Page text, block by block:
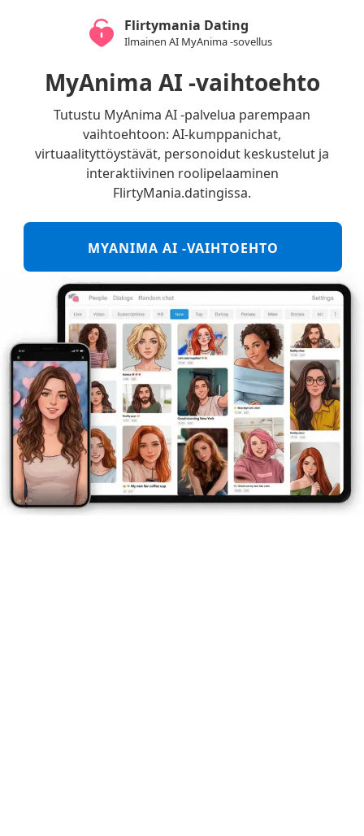
Flirtymania Dating
Ilmainen AI MyAnima -sovellus
MyAnima AI -vaihtoehto
Tutustu MyAnima AI -palvelua parempaan
vaihtoehtoon: AI-kumppanichat,
virtuaalityttöystävät, personoidut keskustelut ja
interaktiivinen roolipelaaminen
FlirtyMania.datingissa.
MYANIMA AI -VAIHTOEHTO